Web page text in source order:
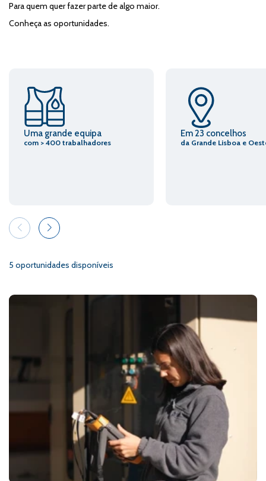
Para quem quer fazer parte de algo maior.
Conheça as oportunidades.
Uma grande equipa
com > 400 trabalhadores
Em 23 concelhos
da Grande Lisboa e
5 oportunidades disponíveis